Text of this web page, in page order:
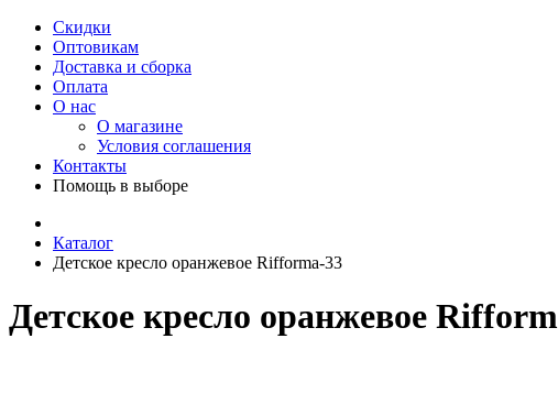
Скидки
Оптовикам
Доставка и сборка
Оплата
О нас
О магазине
Условия соглашения
Контакты
Помощь в выборе
Каталог
Детское кресло оранжевое Rifforma-33
Детское кресло оранжевое